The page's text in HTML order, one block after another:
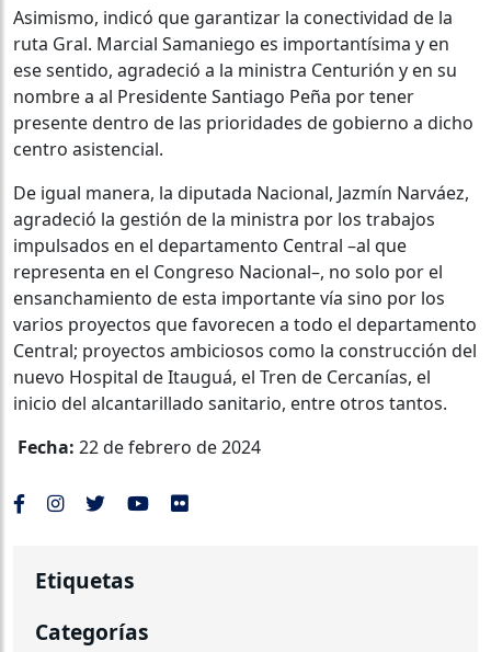
Asimismo, indicó que garantizar la conectividad de la
ruta Gral. Marcial Samaniego es importantísima y en
ese sentido, agradeció a la ministra Centurión y en su
nombre a al Presidente Santiago Peña por tener
presente dentro de las prioridades de gobierno a dicho
centro asistencial.
De igual manera, la diputada Nacional, Jazmín Narváez,
agradeció la gestión de la ministra por los trabajos
impulsados en el departamento Central –al que
representa en el Congreso Nacional–, no solo por el
ensanchamiento de esta importante vía sino por los
varios proyectos que favorecen a todo el departamento
Central; proyectos ambiciosos como la construcción del
nuevo Hospital de Itauguá, el Tren de Cercanías, el
inicio del alcantarillado sanitario, entre otros tantos.
Fecha: 22 de febrero de 2024
Etiquetas
Categorías